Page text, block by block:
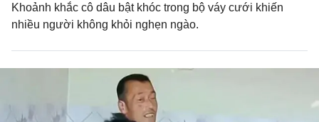
Khoảnh khắc cô dâu bật khóc trong bộ váy cưới khiến
nhiều người không khỏi nghẹn ngào.